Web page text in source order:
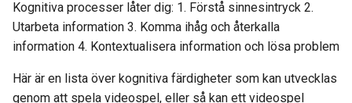
Kognitiva processer låter dig: 1. Förstå sinnesintryck 2.
Utarbeta information 3. Komma ihåg och återkalla
information 4. Kontextualisera information och lösa problem
Här är en lista över kognitiva färdigheter som kan utvecklas
genom att spela videospel, eller så kan ett videospel